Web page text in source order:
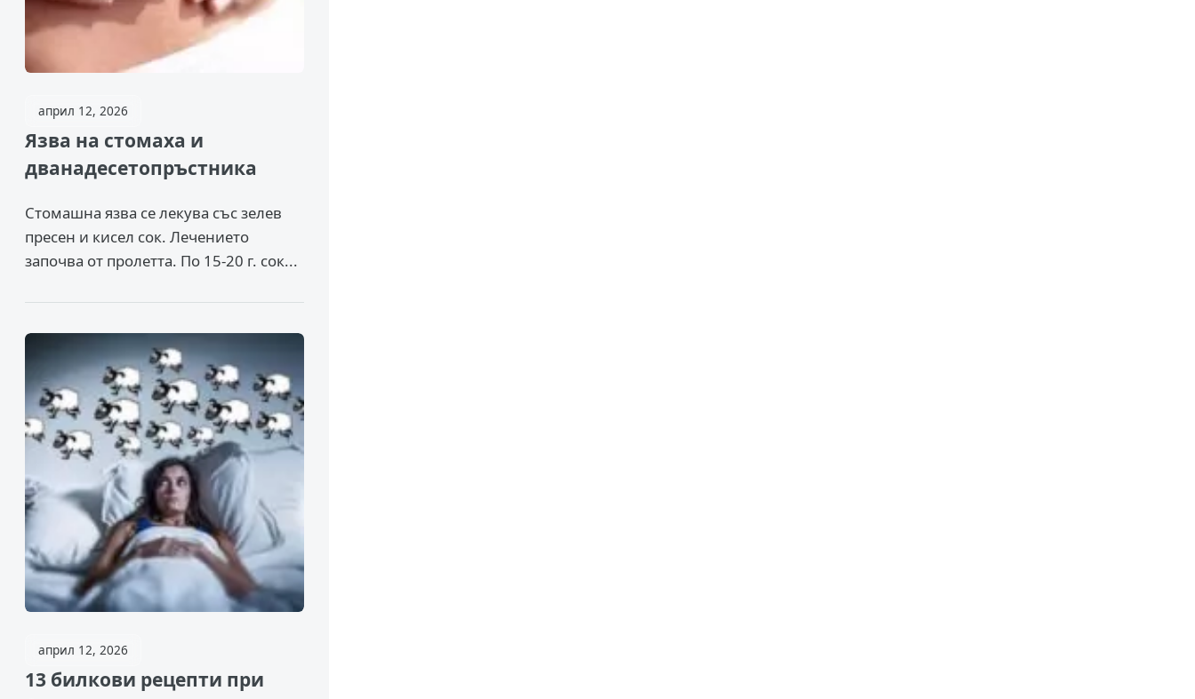
април 12, 2026
Язва на стомаха и
дванадесетопръстника
Стомашна язва се лекува със зелев
пресен и кисел сок. Лечението
започва от пролетта. По 15-20 г. сок...
април 12, 2026
13 билкови рецепти при